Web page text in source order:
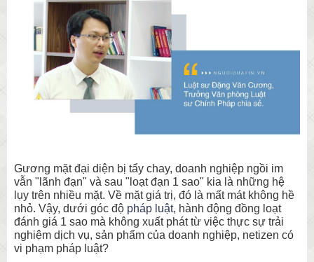
Gương mặt đại diện bị tẩy chay, doanh nghiệp ngồi im
vẫn "lãnh đạn" và sau "loạt đạn 1 sao" kia là những hệ
lụy trên nhiều mặt. Về mặt giá trị, đó là mất mát không hề
nhỏ. Vậy, dưới góc độ pháp luật, hành động đồng loạt
đánh giá 1 sao mà không xuất phát từ việc thực sự trải
nghiệm dịch vụ, sản phẩm của doanh nghiệp, netizen có
vi phạm pháp luật?